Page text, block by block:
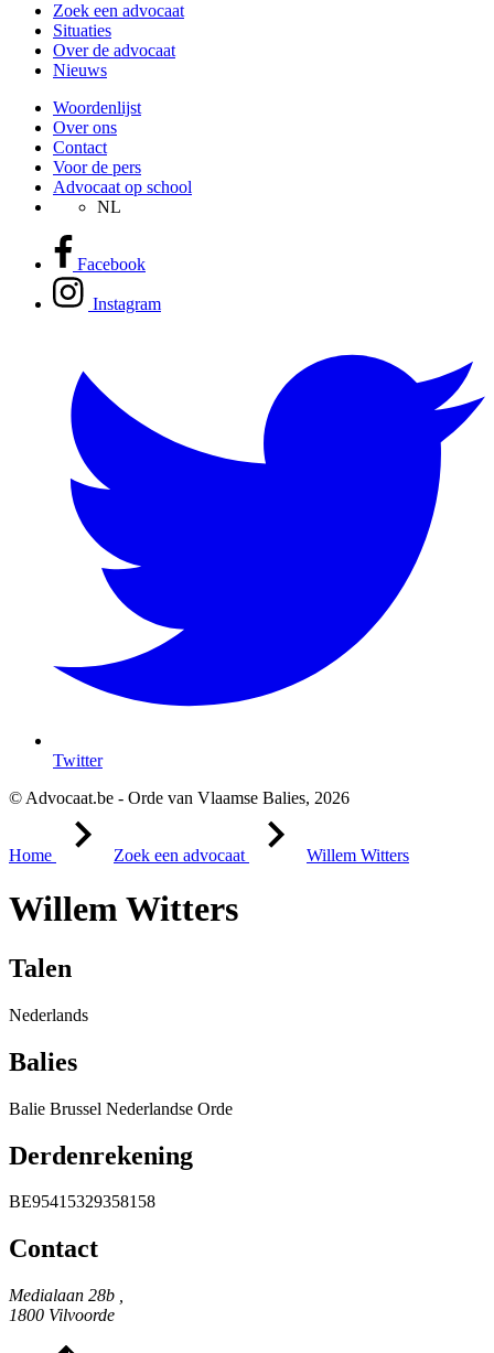
Zoek een advocaat
Situaties
Over de advocaat
Nieuws
Woordenlijst
Over ons
Contact
Voor de pers
Advocaat op school
NL
Facebook
Instagram
Twitter
© Advocaat.be - Orde van Vlaamse Balies, 2026
Home Zoek een advocaat Willem Witters
Willem Witters
Talen
Nederlands
Balies
Balie Brussel Nederlandse Orde
Derdenrekening
BE95415329358158
Contact
Medialaan 28b ,
1800 Vilvoorde